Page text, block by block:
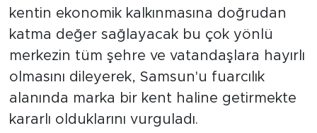
kentin ekonomik kalkınmasına doğrudan
katma değer sağlayacak bu çok yönlü
merkezin tüm şehre ve vatandaşlara hayırlı
olmasını dileyerek, Samsun'u fuarcılık
alanında marka bir kent haline getirmekte
kararlı olduklarını vurguladı.